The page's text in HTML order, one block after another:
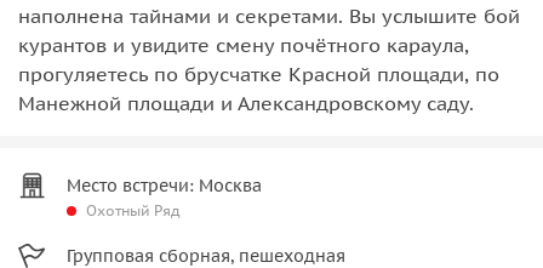
наполнена тайнами и секретами. Вы услышите бой
курантов и увидите смену почётного караула,
прогуляетесь по брусчатке Красной площади, по
Манежной площади и Александровскому саду.
Место встречи: Москва
Охотный Ряд
Групповая сборная, пешеходная